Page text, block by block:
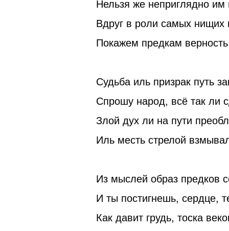
Нельзя же неприглядно им
Вдруг в роли самых нищих
Покажем предкам
Судьба иль призрак путь
Спрошу народ, всё так ли
Злой дух ли на пути
Иль месть стрелой
Из мыслей образ предков
И ты постигнешь, сердце,
Как давит грудь, тоска